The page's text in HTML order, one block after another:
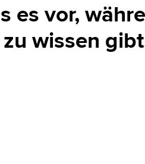
es vor,
wissen